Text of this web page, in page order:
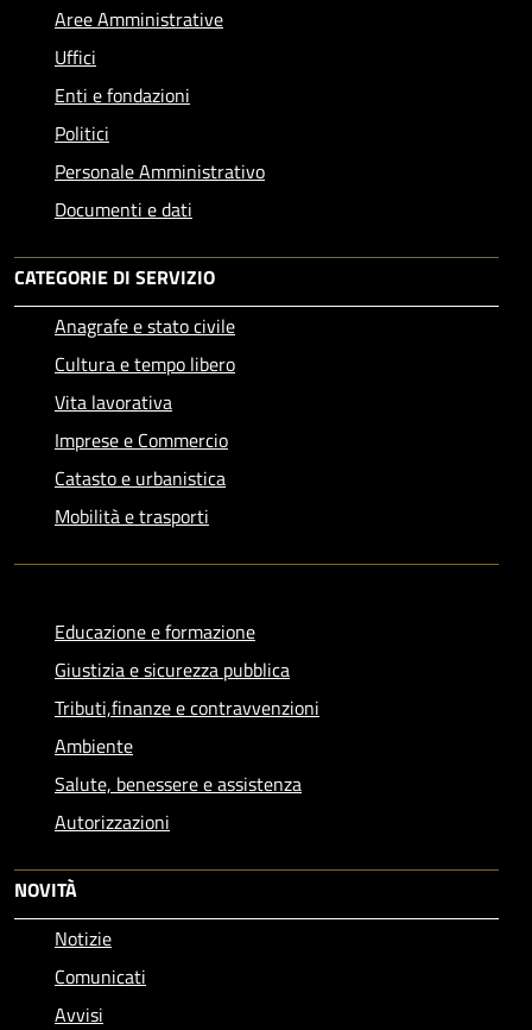
Aree Amministrative
Uffici
Enti e fondazioni
Politici
Personale Amministrativo
Documenti e dati
CATEGORIE DI SERVIZIO
Anagrafe e stato civile
Cultura e tempo libero
Vita lavorativa
Imprese e Commercio
Catasto e urbanistica
Mobilità e trasporti
Educazione e formazione
Giustizia e sicurezza pubblica
Tributi,finanze e contravvenzioni
Ambiente
Salute, benessere e assistenza
Autorizzazioni
NOVITÀ
Notizie
Comunicati
Avvisi